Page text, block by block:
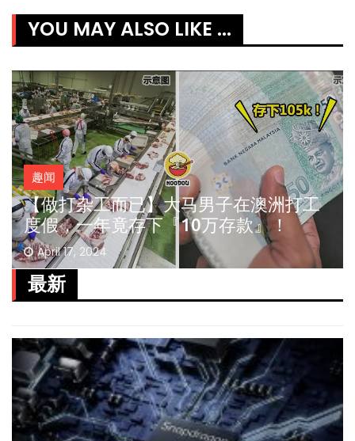
YOU MAY ALSO LIKE ...
趣闻
【做打杂工而已】大马男子在澳洲打工
度假，一年竟存下『10万存款』！
April 17, 2024
最新